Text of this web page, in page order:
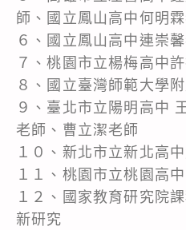
師、國立鳳山高中何明
６、國立鳳山高中連崇
７、桃園市立楊梅高中
８、國立臺灣師範大學
９、臺北市立陽明高中
老師、曹立潔老師
１０、新北市立新北高
１１、桃園市立桃園高
１２、國家教育研究院
新研究